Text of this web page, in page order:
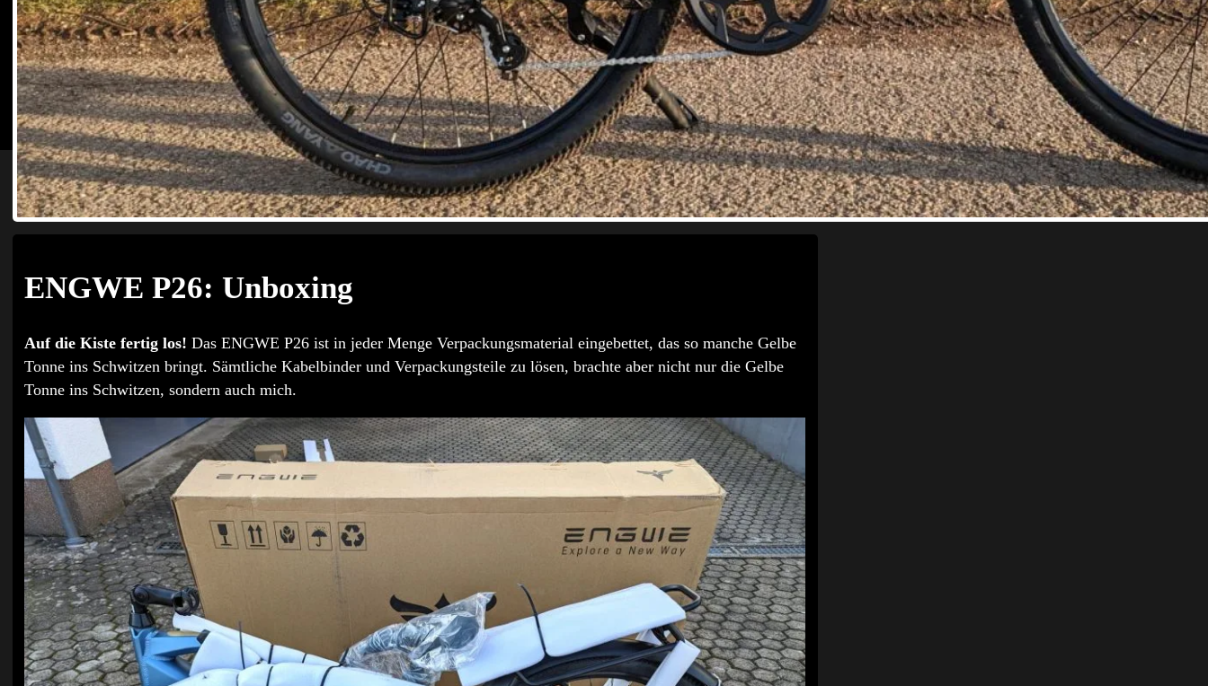
ENGWE P26: Unboxing
Auf die Kiste fertig los! Das ENGWE P26 ist in jeder Menge Verpackungsmaterial eingebettet, das so manche Gelbe
Tonne ins Schwitzen bringt. Sämtliche Kabelbinder und Verpackungsteile zu lösen, brachte aber nicht nur die Gelbe
Tonne ins Schwitzen, sondern auch mich.